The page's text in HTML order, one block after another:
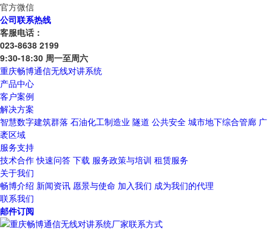
官方微信
公司联系热线
客服电话：
023-8638 2199
9:30-18:30 周一至周六
重庆畅博通信无线对讲系统
产品中心
客户案例
解决方案
智慧数字建筑群落 石油化工制造业 隧道 公共安全 城市地下综合管廊 广
袤区域
服务支持
技术合作 快速问答 下载 服务政策与培训 租赁服务
关于我们
畅博介绍 新闻资讯 愿景与使命 加入我们 成为我们的代理
联系我们
邮件订阅